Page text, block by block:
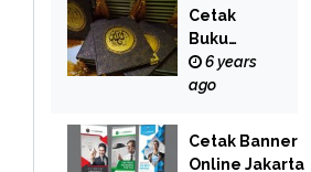
Cetak
Buku
Yasin
Online
6 years
ago
Cetak Banner
Online Jakarta